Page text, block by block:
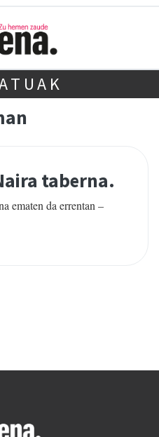
taberna.
ematen da errentan –